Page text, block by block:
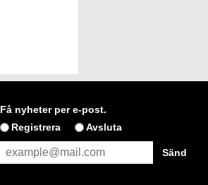
Få nyheter per e-post.
Registrera
Avsluta